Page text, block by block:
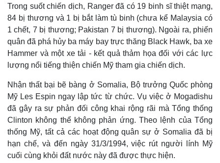
Trong suốt chiến dịch, Ranger đã có 19 binh sĩ thiệt mạng,
84 bị thương và 1 bị bắt làm tù binh (chưa kể Malaysia có
1 chết, 7 bị thương; Pakistan 7 bị thương). Ngoài ra, phiến
quân đã phá hủy ba máy bay trực thăng Black Hawk, ba xe
Hammer và một xe tải - kết quả thảm họa đối với các lực
lượng nổi tiếng thiện chiến Mỹ tham gia chiến dịch.
Nhận thất bại bẽ bàng ở Somalia, Bộ trưởng Quốc phòng
Mỹ Les Espin ngay lập tức từ chức. Vụ việc ở Mogadishu
đã gây ra sự phản đối công khai rộng rãi mà Tổng thống
Clinton không thể không phản ứng. Theo lệnh của Tổng
thống Mỹ, tất cả các hoạt động quân sự ở Somalia đã bị
hạn chế, và đến ngày 31/3/1994, việc rút người lính Mỹ
cuối cùng khỏi đất nước này đã được thực hiện.